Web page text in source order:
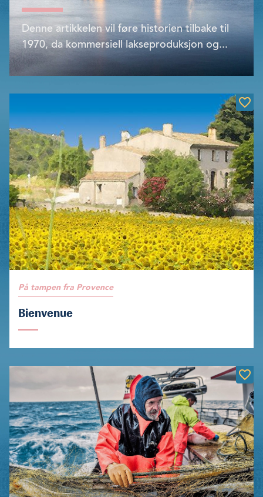
Denne artikkelen vil føre historien tilbake til
1970, da kommersiell lakseproduksjon og...
På tampen fra Provence
Bienvenue